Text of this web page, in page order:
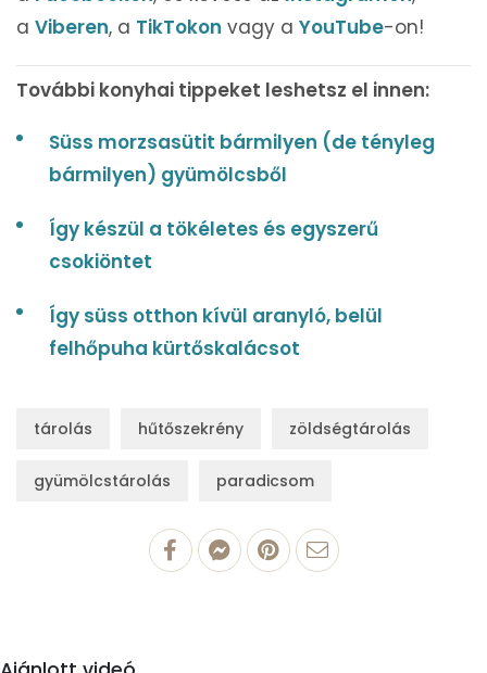
a Viberen, a TikTokon vagy a YouTube-on!
További konyhai tippeket leshetsz el innen:
Süss morzsasütit bármilyen (de tényleg
bármilyen) gyümölcsből
Így készül a tökéletes és egyszerű
csokiöntet
Így süss otthon kívül aranyló, belül
felhőpuha kürtőskalácsot
tárolás hűtőszekrény zöldségtárolás
gyümölcstárolás paradicsom